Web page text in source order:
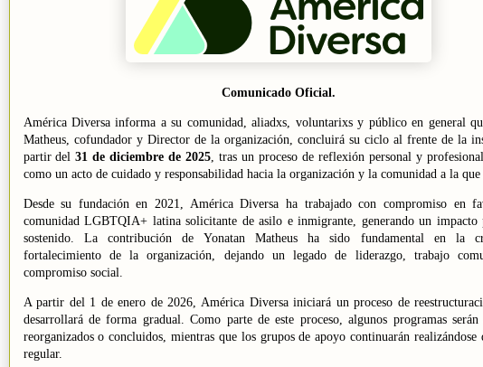
Comunicado Oficial.
América Diversa informa a su comunidad, aliadxs, voluntarixs y público en general
Matheus, cofundador y Director de la organización, concluirá su ciclo al frente de la
partir del31 de diciembre de 2025, tras un proceso de reflexión personal y
como un acto de cuidado y responsabilidad hacia la organización y la comunidad a la que
Desde su fundación en 2021, América Diversa ha trabajado con compromiso en
comunidad LGBTQIA+ latina solicitante de asilo e inmigrante, generando un
sostenido. La contribución de Yonatan Matheus ha sido fundamental en la
fortalecimiento de la organización, dejando un legado de liderazgo, trabajo
compromiso social.
A partir del 1 de enero de 2026, América Diversa iniciará un proceso de
desarrollará de forma gradual. Como parte de este proceso, algunos programas serán
reorganizados o concluidos, mientras que los grupos de apoyo continuarán realizándose
regular.